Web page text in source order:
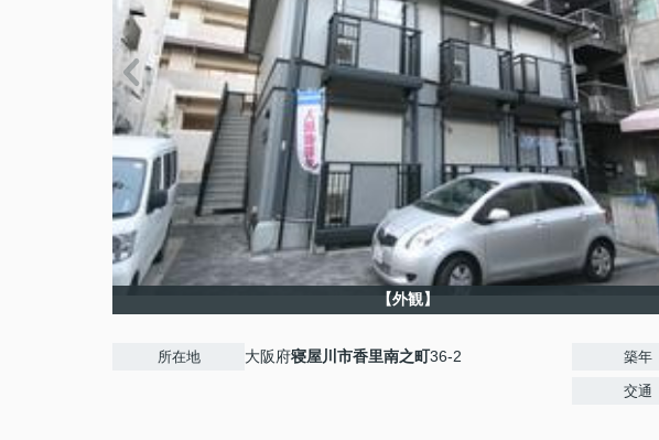
【外観】
所在地 大阪府寝屋川市香里南之町36-2 築年
交通